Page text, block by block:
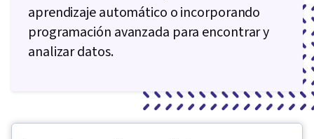
aprendizaje automático o incorporando
programación avanzada para encontrar y
analizar datos.